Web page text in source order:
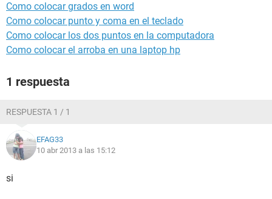
Como colocar grados en word
Como colocar punto y coma en el teclado
Como colocar los dos puntos en la computadora
Como colocar el arroba en una laptop hp
1 respuesta
RESPUESTA 1 / 1
EFAG33
10 abr 2013 a las 15:12
si